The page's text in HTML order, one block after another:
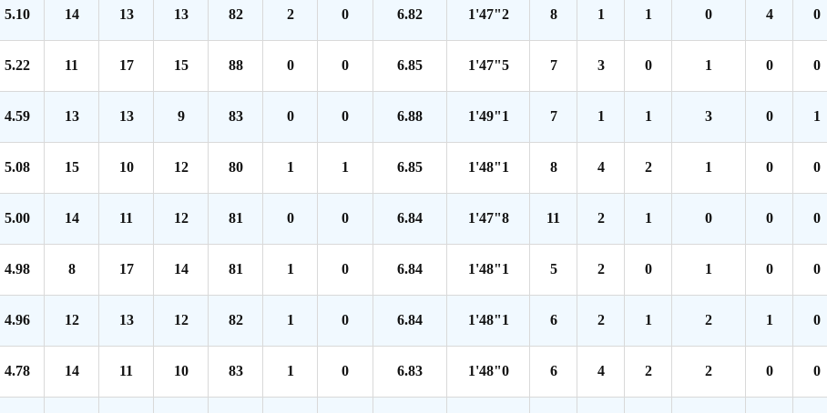
5.10 14 13 13 82 2 0 6.82 1'47"2 8 1 1 0 4 0
5.22 11 17 15 88 0 0 6.85 1'47"5 7 3 0 1 0 0
4.59 13 13 9 83 0 0 6.88 1'49"1 7 1 1 3 0 1
5.08 15 10 12 80 1 1 6.85 1'48"1 8 4 2 1 0 0
5.00 14 11 12 81 0 0 6.84 1'47"8 11 2 1 0 0 0
4.98 8 17 14 81 1 0 6.84 1'48"1 5 2 0 1 0 0
4.96 12 13 12 82 1 0 6.84 1'48"1 6 2 1 2 1 0
4.78 14 11 10 83 1 0 6.83 1'48"0 6 4 2 2 0 0